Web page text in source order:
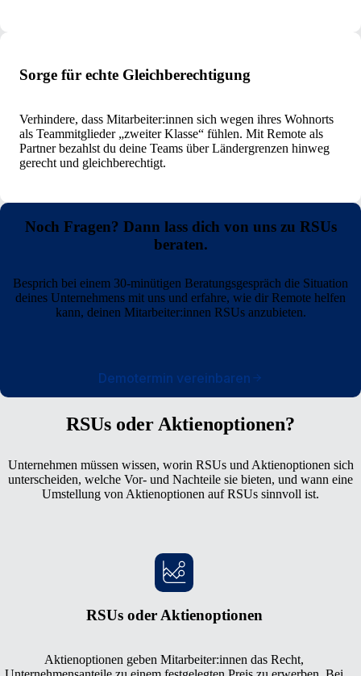
Sorge für echte Gleichberechtigung
Verhindere, dass Mitarbeiter:innen sich wegen ihres Wohnorts
als Teammitglieder „zweiter Klasse“ fühlen. Mit Remote als
Partner bezahlst du deine Teams über Ländergrenzen hinweg
gerecht und gleichberechtigt.
Noch Fragen? Dann lass dich von uns zu RSUs
beraten.
Besprich bei einem 30-minütigen Beratungsgespräch die Situation
deines Unternehmens mit uns und erfahre, wie dir Remote helfen
kann, deinen Mitarbeiter:innen RSUs anzubieten.
Demotermin vereinbaren
RSUs oder Aktienoptionen?
Unternehmen müssen wissen, worin RSUs und Aktienoptionen sich
unterscheiden, welche Vor- und Nachteile sie bieten, und wann eine
Umstellung von Aktienoptionen auf RSUs sinnvoll ist.
RSUs oder Aktienoptionen
Aktienoptionen geben Mitarbeiter:innen das Recht,